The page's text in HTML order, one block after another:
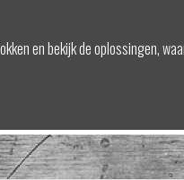
en bekijk de oplossingen,